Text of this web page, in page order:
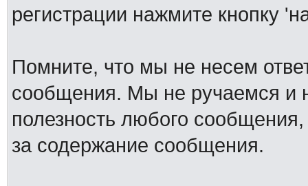
регистрации нажмите кнопку
Помните, что мы не несем
сообщения. Мы не ручаемся и
полезность любого
за содержание сообщения.